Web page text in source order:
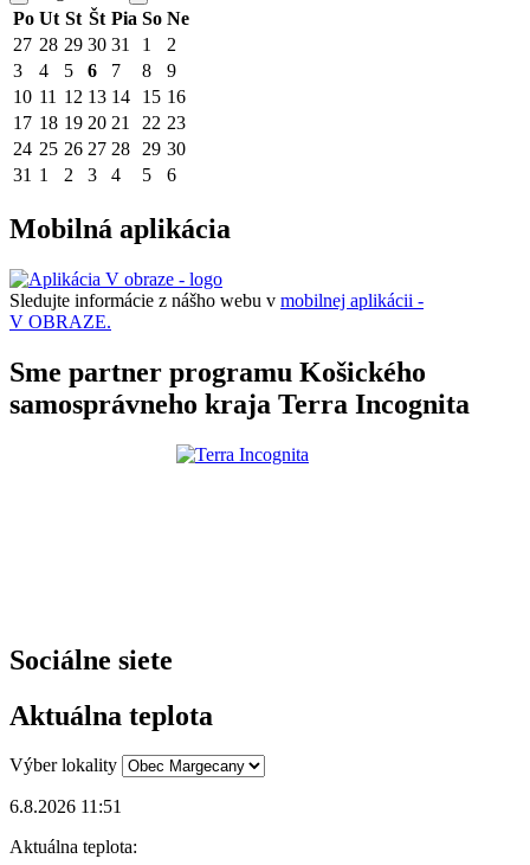
Po Ut St Št Pia So Ne
27 28 29 30 31 1
2
3
4 5 6 7 8
9
10 11 12 13 14 15 16
17 18 19 20 21 22 23
24 25 26 27 28 29 30
31 1 2 3 4 5 6
Mobilná aplikácia
Sledujte informácie z nášho webu v mobilnej aplikácii -
V OBRAZE.
Sme partner programu Košického
samosprávneho kraja Terra Incognita
Sociálne siete
Aktuálna teplota
Výber lokality
6.8.2026 11:51
Aktuálna teplota: